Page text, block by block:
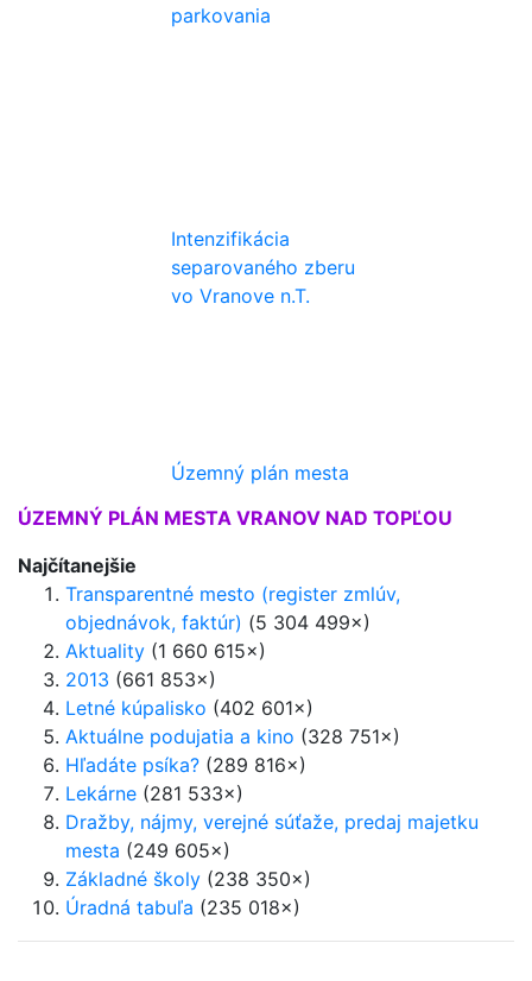
parkovania
Intenzifikácia
separovaného zberu
vo Vranove n.T.
Územný plán mesta
ÚZEMNÝ PLÁN MESTA VRANOV NAD TOPĽOU
Najčítanejšie
Transparentné mesto (register zmlúv,
objednávok, faktúr) (5 304 499×)
Aktuality (1 660 615×)
2013 (661 853×)
Letné kúpalisko (402 601×)
Aktuálne podujatia a kino (328 751×)
Hľadáte psíka? (289 816×)
Lekárne (281 533×)
Dražby, nájmy, verejné súťaže, predaj majetku
mesta (249 605×)
Základné školy (238 350×)
Úradná tabuľa (235 018×)